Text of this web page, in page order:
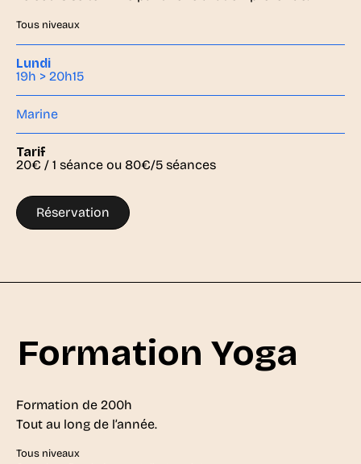
Tous niveaux
Lundi
19h > 20h15
Marine
Tarif
20€ / 1 séance ou 80€/5 séances
Réservation
Formation Yoga
Formation de 200h
Tout au long de l’année.
Tous niveaux